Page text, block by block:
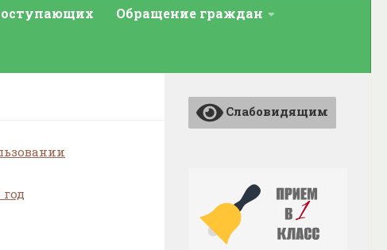
Обращение граждан
Слабовидящим